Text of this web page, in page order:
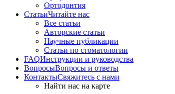
Ортодонтия
СтатьиЧитайте нас
Все статьи
Авторские статьи
Научные публикации
Статьи по стоматологии
FAQИнструкции и руководства
ВопросыВопросы и ответы
КонтактыСвяжитесь с нами
Найти нас на карте